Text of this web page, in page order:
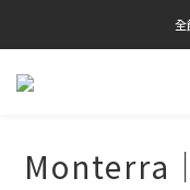
全
全
Monterra